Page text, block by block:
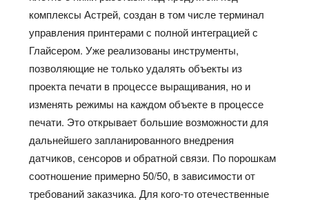
комплексы Астрей, создан в том числе терминал
управления принтерами с полной интеграцией с
Глайсером. Уже реализованы инструменты,
позволяющие не только удалять объекты из
проекта печати в процессе выращивания, но и
изменять режимы на каждом объекте в процессе
печати. Это открывает большие возможности для
дальнейшего запланированного внедрения
датчиков, сенсоров и обратной связи. По порошкам
соотношение примерно 50/50, в зависимости от
требований заказчика. Для кого-то отечественные